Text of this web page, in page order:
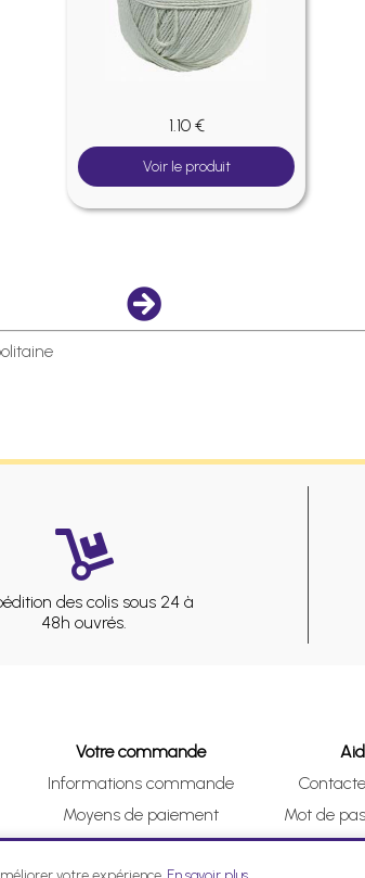
4.50 €
Voir le produit
des colis sous 24 à
48h ouvrés.
Votre commande
Informations commande
Moyens de paiement
Suivre vos achats
Mot de
Je me